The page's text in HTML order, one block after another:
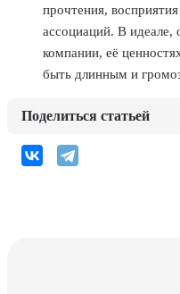
прочтения,
ассоциаций. В
компании, её
быть длинным и
Поделиться статьей